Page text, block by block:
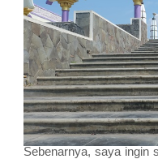
Sebenarnya, saya ingin